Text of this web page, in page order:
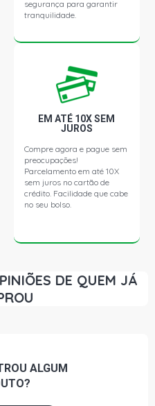
12V DSC9 12 DIESEL (1998
DSC9 11 L6 DIESEL
DSC12 02 L6 DIESEL
DSC9 12 DIESEL (1998
12V DSC11 75 360 L6
DSC12 01 L6 DIESEL
segurança para garantir
tranquilidade.
EM ATÉ 10X SEM
JUROS
Compre agora e pague sem
preocupações!
Parcelamento em até 10X
sem juros no cartão de
crédito. Facilidade que cabe
no seu bolso.
DE QUEM JÁ
ALGUM